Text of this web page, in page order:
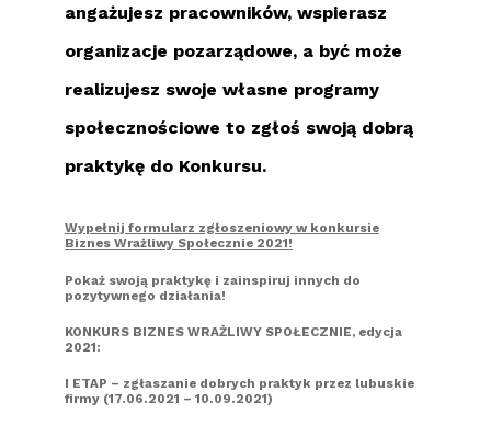
angażujesz pracowników, wspierasz
organizacje pozarządowe, a być może
realizujesz swoje własne programy
społecznościowe to zgłoś swoją dobrą
praktykę do Konkursu.
Wypełnij formularz zgłoszeniowy w konkursie
Biznes Wrażliwy Społecznie 2021!
Pokaż swoją praktykę i zainspiruj innych do
pozytywnego działania!
KONKURS BIZNES WRAŻLIWY SPOŁECZNIE, edycja
2021:
I ETAP – zgłaszanie dobrych praktyk przez lubuskie
firmy (17.06.2021 – 10.09.2021)